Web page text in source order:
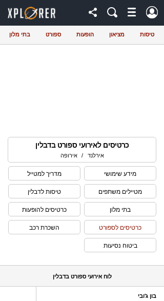
טיסות מציאון הופעות ספורט בתי מלון
כרטיסים לאירועי ספורט בדבלין
אירלנד / אירופה
מידע שימושי מדריך למטייל
מטיילים משתפים טיסות לדבלין
בתי מלון כרטיסים להופעות
כרטיסים לספורט השכרת רכב
ביטוח נסיעות
לוח אירועי ספורט בדבלין
בון ג'ובי